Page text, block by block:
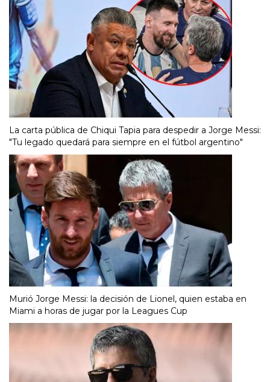
La carta pública de Chiqui Tapia para despedir a Jorge Messi:
"Tu legado quedará para siempre en el fútbol argentino"
Murió Jorge Messi: la decisión de Lionel, quien estaba en
Miami a horas de jugar por la Leagues Cup